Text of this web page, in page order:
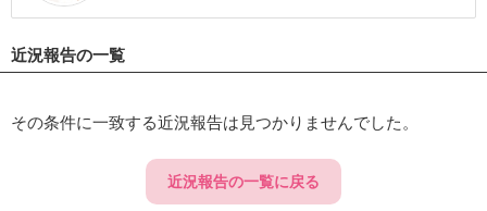
近況報告の一覧
その条件に一致する近況報告は見つかりませんでした。
近況報告の一覧に戻る